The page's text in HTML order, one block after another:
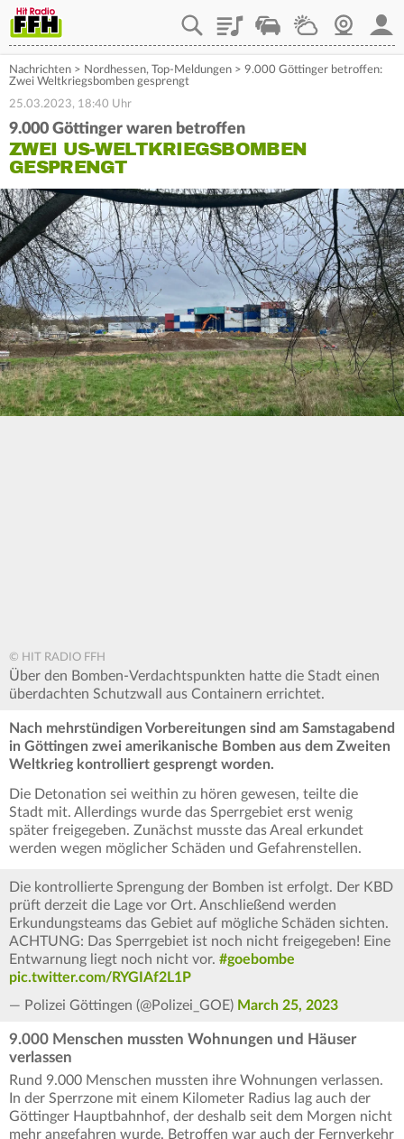
PlaylistStaupilotWetterWebcam
Nachrichten > Nordhessen, Top-Meldungen > 9.000 Göttinger betroffen:
Zwei Weltkriegsbomben gesprengt
25.03.2023, 18:40 Uhr
9.000 Göttinger waren betroffen
ZWEI US-WELTKRIEGSBOMBEN
GESPRENGT
© HIT RADIO FFH
Über den Bomben-Verdachtspunkten hatte die Stadt einen
überdachten Schutzwall aus Containern errichtet.
Nach mehrstündigen Vorbereitungen sind am Samstagabend
in Göttingen zwei amerikanische Bomben aus dem Zweiten
Weltkrieg kontrolliert gesprengt worden.
Die Detonation sei weithin zu hören gewesen, teilte die
Stadt mit. Allerdings wurde das Sperrgebiet erst wenig
später freigegeben. Zunächst musste das Areal erkundet
werden wegen möglicher Schäden und Gefahrenstellen.
Die kontrollierte Sprengung der Bomben ist erfolgt. Der KBD
prüft derzeit die Lage vor Ort. Anschließend werden
Erkundungsteams das Gebiet auf mögliche Schäden sichten.
ACHTUNG: Das Sperrgebiet ist noch nicht freigegeben! Eine
Entwarnung liegt noch nicht vor. #goebombe
pic.twitter.com/RYGIAf2L1P
— Polizei Göttingen (@Polizei_GOE) March 25, 2023
9.000 Menschen mussten Wohnungen und Häuser
verlassen
Rund 9.000 Menschen mussten ihre Wohnungen verlassen.
In der Sperrzone mit einem Kilometer Radius lag auch der
Göttinger Hauptbahnhof, der deshalb seit dem Morgen nicht
mehr angefahren wurde. Betroffen war auch der Fernverkehr